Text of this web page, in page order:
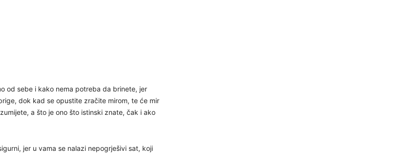
od sebe i kako nema potreba da brinete, jer
dok kad se opustite zračite mirom, te će mir
a što je ono što istinski znate, čak i ako
jer u vama se nalazi nepogrješivi sat, koji